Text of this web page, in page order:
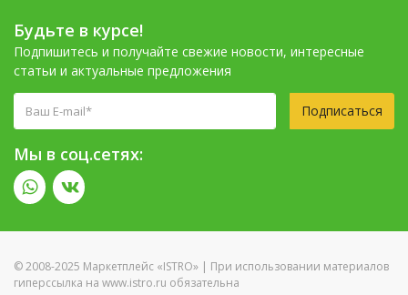
Будьте в курсе!
Подпишитесь и получайте свежие новости, интересные
статьи и актуальные предложения
Подписаться
Мы в соц.сетях:
© 2008-2025 Маркетплейс «ISTRO» | При использовании материалов
гиперссылка на www.istro.ru обязательна